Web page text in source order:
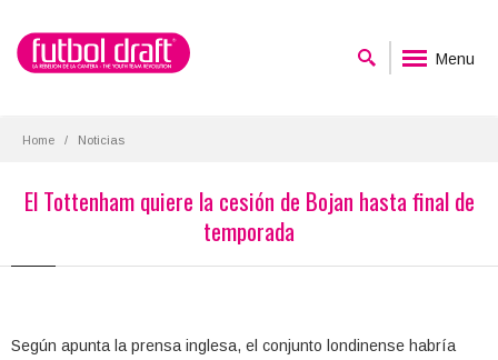
Menu
Home Noticias
El Tottenham quiere la cesión de Bojan hasta final de
temporada
Según apunta la prensa inglesa, el conjunto londinense habría